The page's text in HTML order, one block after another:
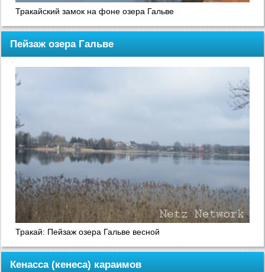
Тракайский замок на фоне озера Гальве
Пейзаж озера Гальве
Тракай: Пейзаж озера Гальве весной
Кенасса (кенеса) караимов